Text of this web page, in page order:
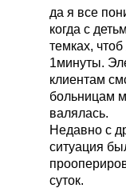
Может
вход на
Я
вообще
Ниего все
да я все
когда с
темках,
1минуты.
клиентам
больницам
валялась.
Недавно с
ситуация
суток.